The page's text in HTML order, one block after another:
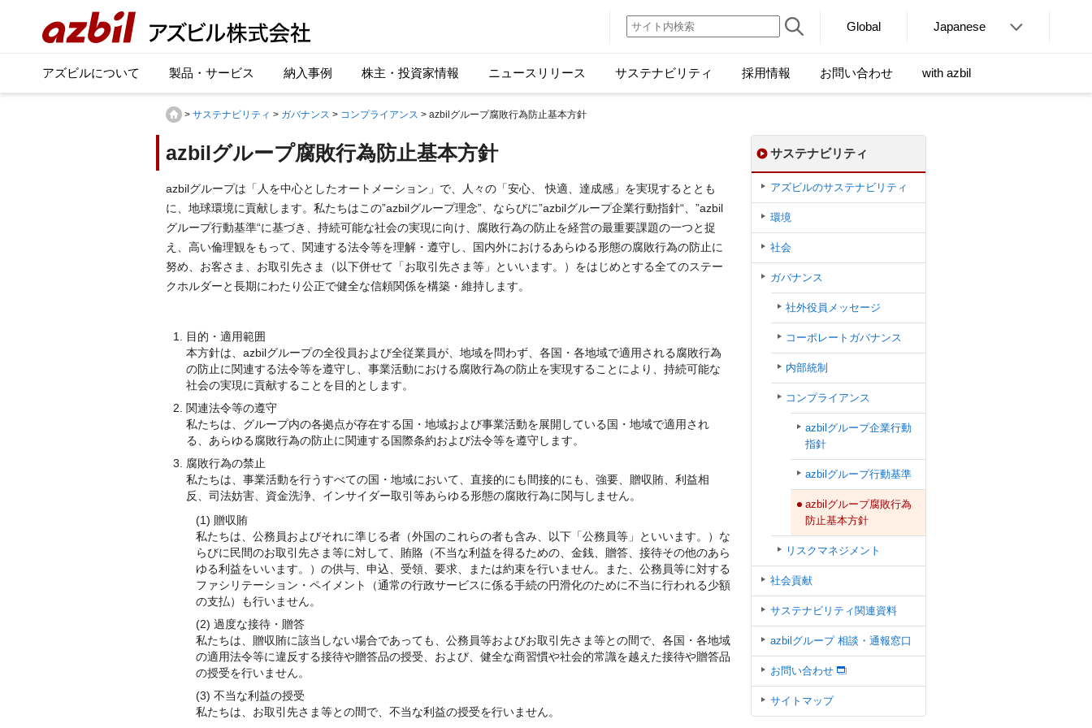
Global Japanese
アズビルについて 製品・サービス 納入事例 株主・投資家情報 ニュースリリース サステナビリティ 採用情報 お問い合わせ with azbil
> サステナビリティ > ガバナンス > コンプライアンス > azbilグループ腐敗行為防止基本方針
azbilグループ腐敗行為防止基本方針
azbilグループは「人を中心としたオートメーション」で、人々の「安心、 快適、達成感」を実現するととも
に、地球環境に貢献します。私たちはこの”azbilグループ理念”、ならびに”azbilグループ企業行動指針“、”azbil
グループ行動基準“に基づき、持続可能な社会の実現に向け、腐敗行為の防止を経営の最重要課題の一つと捉
え、高い倫理観をもって、関連する法令等を理解・遵守し、国内外におけるあらゆる形態の腐敗行為の防止に
努め、お客さま、お取引先さま（以下併せて「お取引先さま等」といいます。）をはじめとする全てのステー
クホルダーと長期にわたり公正で健全な信頼関係を構築・維持します。
目的・適用範囲
本方針は、azbilグループの全役員および全従業員が、地域を問わず、各国・各地域で適用される腐敗行為
の防止に関連する法令等を遵守し、事業活動における腐敗行為の防止を実現することにより、持続可能な
社会の実現に貢献することを目的とします。
関連法令等の遵守
私たちは、グループ内の各拠点が存在する国・地域および事業活動を展開している国・地域で適用され
る、あらゆる腐敗行為の防止に関連する国際条約および法令等を遵守します。
腐敗行為の禁止
私たちは、事業活動を行うすべての国・地域において、直接的にも間接的にも、強要、贈収賄、利益相
反、司法妨害、資金洗浄、インサイダー取引等あらゆる形態の腐敗行為に関与しません。
(1) 贈収賄
私たちは、公務員およびそれに準じる者（外国のこれらの者も含み、以下「公務員等」といいます。）な
らびに民間のお取引先さま等に対して、賄賂（不当な利益を得るための、金銭、贈答、接待その他のあら
ゆる利益をいいます。）の供与、申込、受領、要求、または約束を行いません。また、公務員等に対する
ファシリテーション・ペイメント（通常の行政サービスに係る手続の円滑化のために不当に行われる少額
の支払）も行いません。
(2) 過度な接待・贈答
私たちは、贈収賄に該当しない場合であっても、公務員等およびお取引先さま等との間で、各国・各地域
の適用法令等に違反する接待や贈答品の授受、および、健全な商習慣や社会的常識を越えた接待や贈答品
の授受を行いません。
(3) 不当な利益の授受
私たちは、お取引先さま等との間で、不当な利益の授受を行いません。
サステナビリティ
アズビルのサステナビリティ
環境
社会
ガバナンス
社外役員メッセージ
コーポレートガバナンス
内部統制
コンプライアンス
azbilグループ企業行動
指針
azbilグループ行動基準
azbilグループ腐敗行為
防止基本方針
リスクマネジメント
社会貢献
サステナビリティ関連資料
azbilグループ 相談・通報窓口
お問い合わせ
サイトマップ